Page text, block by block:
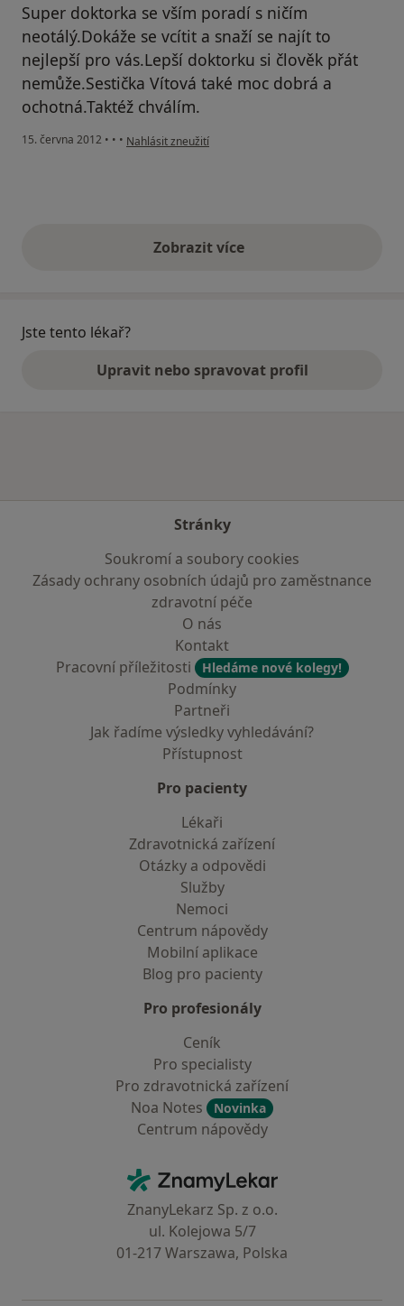
Super doktorka se vším poradí s ničím
neotálý.Dokáže se vcítit a snaží se najít to
nejlepší pro vás.Lepší doktorku si člověk přát
nemůže.Sestička Vítová také moc dobrá a
ochotná.Taktéž chválím.
15. června 2012 • • • podle názoru uživatele Váš účet byl odstraněn
Nahlásit zneužití
Zobrazit vícevýše uvedené názory
Jste tento lékař?
Upravit nebo spravovat profil
Stránky
Soukromí a soubory cookies
Zásady ochrany osobních údajů pro zaměstnance
zdravotní péče
O nás
Kontakt
Pracovní příležitosti
Hledáme nové kolegy!
Podmínky
Partneři
Jak řadíme výsledky vyhledávání?
Přístupnost
Pro pacienty
Lékaři
Zdravotnická zařízení
Otázky a odpovědi
Služby
Nemoci
Centrum nápovědy
Mobilní aplikace
Blog pro pacienty
Pro profesionály
Ceník
Pro specialisty
Pro zdravotnická zařízení
Noa Notes
Novinka
Centrum nápovědy
ZnamyLekar - Hlavní stránka
ZnanyLekarz Sp. z o.o.
ul. Kolejowa 5/7
01-217 Warszawa, Polska